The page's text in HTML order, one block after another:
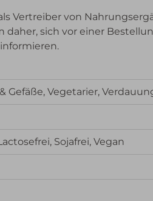
Vertreiber von
sich vor einer
Gefäße, Vegetarier,
Sojafrei, Vegan